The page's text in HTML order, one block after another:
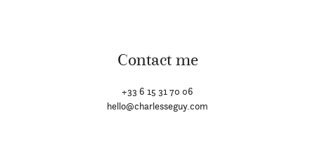
Contact me
+33 6 15 31 70 06
hello@charlesseguy.com